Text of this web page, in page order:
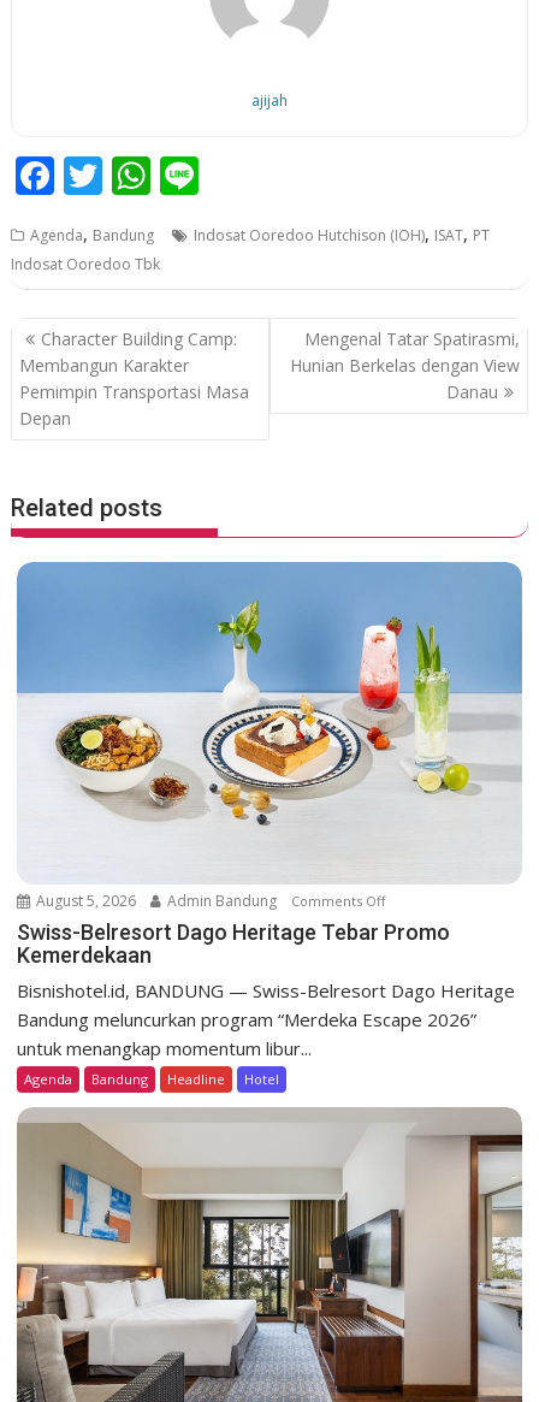
ajijah
F
e
b
o
o
k
T
itt
er
W
at
s
A
p
p
e
Agenda, Bandung Indosat Ooredoo Hutchison (IOH), ISAT, PT
Indosat Ooredoo Tbk
P
o
s
t
a
v
g
i
Character Building Camp:
Membangun Karakter
Pemimpin Transportasi Masa
Depan
Mengenal Tatar Spatirasmi,
Hunian Berkelas dengan View
Danau
Related posts
August 5, 2026 Admin Bandung Comments Offo
n
B
e
o
t
Swiss-Belresort Dago Heritage Tebar Promo
Kemerdekaan
Bisnishotel.id, BANDUNG — Swiss-Belresort Dago Heritage
Bandung meluncurkan program “Merdeka Escape 2026”
untuk menangkap momentum libur...
Agenda Bandung Headline Hotel